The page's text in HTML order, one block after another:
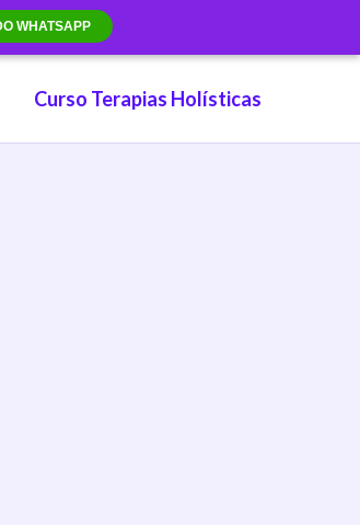
WHATSAPP
Curso Terapias Holísticas